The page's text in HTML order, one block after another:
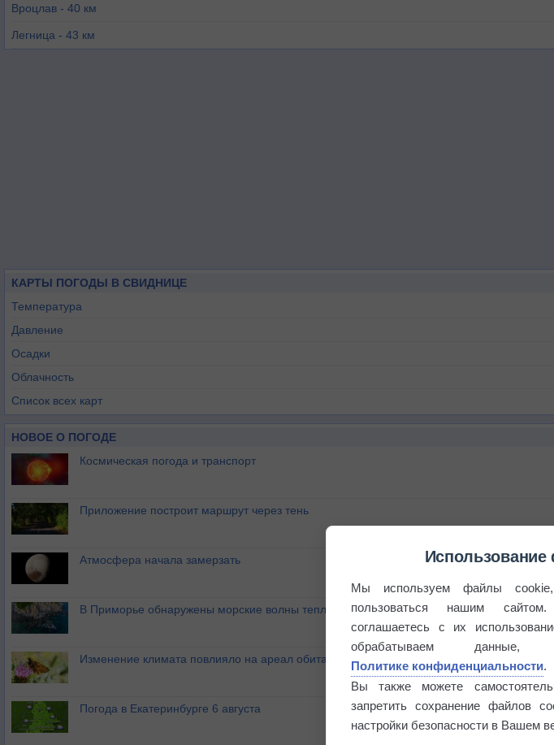
Вроцлав - 40 км
Легница - 43 км
КАРТЫ ПОГОДЫ В СВИДНИЦЕ
Температура
Давление
Осадки
Облачность
Список всех карт
НОВОЕ О ПОГОДЕ
Космическая погода и транспорт
Приложение построит маршрут через тень
Атмосфера начала замерзать
В Приморье обнаружены морские волны тепла
Изменение климата повлияло на ареал обитания бабочек
Погода в Екатеринбурге 6 августа
Мы используем файлы
пользоваться нашим
соглашаетесь с их
обрабатываем
Политике конфиденциальности.
Вы также можете
запретить сохранение файлов
настройки безопасности в Вашем